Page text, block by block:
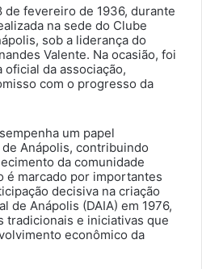
de fevereiro de 1936, durante
na sede do Clube
sob a liderança do
Valente. Na ocasião, foi
oficial da associação,
com o progresso da
um papel
Anápolis, contribuindo
da comunidade
é marcado por importantes
decisiva na criação
de Anápolis (DAIA) em 1976,
tradicionais e iniciativas que
econômico da